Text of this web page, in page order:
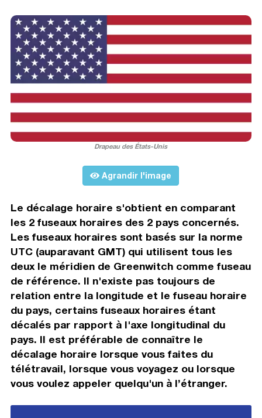
Drapeau des États-Unis
Agrandir l'image
Le décalage horaire s'obtient en comparant
les 2 fuseaux horaires des 2 pays concernés.
Les fuseaux horaires sont basés sur la norme
UTC (auparavant GMT) qui utilisent tous les
deux le méridien de Greenwitch comme fuseau
de référence. Il n'existe pas toujours de
relation entre la longitude et le fuseau horaire
du pays, certains fuseaux horaires étant
décalés par rapport à l'axe longitudinal du
pays. Il est préférable de connaître le
décalage horaire lorsque vous faites du
télétravail, lorsque vous voyagez ou lorsque
vous voulez appeler quelqu'un à l’étranger.